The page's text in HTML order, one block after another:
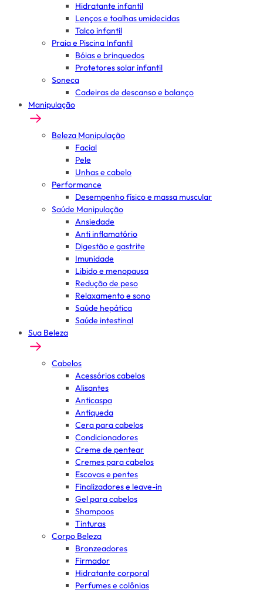
Hidratante infantil
Lenços e toalhas umidecidas
Talco infantil
Praia e Piscina Infantil
Bóias e brinquedos
Protetores solar infantil
Soneca
Cadeiras de descanso e balanço
Manipulação
Beleza Manipulação
Facial
Pele
Unhas e cabelo
Performance
Desempenho físico e massa muscular
Saúde Manipulação
Ansiedade
Anti inflamatório
Digestão e gastrite
Imunidade
Libido e menopausa
Redução de peso
Relaxamento e sono
Saúde hepática
Saúde intestinal
Sua Beleza
Cabelos
Acessórios cabelos
Alisantes
Anticaspa
Antiqueda
Cera para cabelos
Condicionadores
Creme de pentear
Cremes para cabelos
Escovas e pentes
Finalizadores e leave-in
Gel para cabelos
Shampoos
Tinturas
Corpo Beleza
Bronzeadores
Firmador
Hidratante corporal
Perfumes e colônias